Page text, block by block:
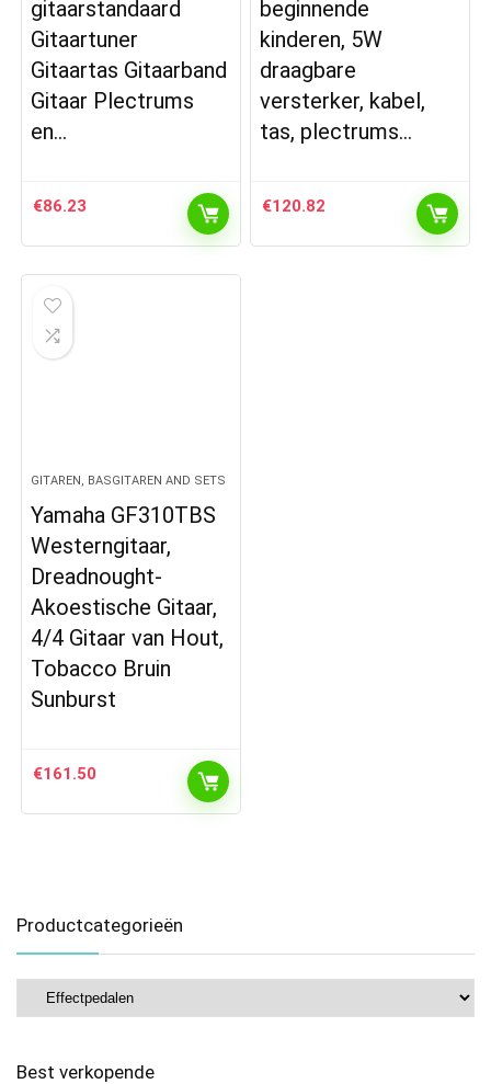
gitaarstandaard
Gitaartuner
Gitaartas Gitaarband
Gitaar Plectrums
en…
€86.23
beginnende
kinderen, 5W
draagbare
versterker, kabel,
tas, plectrums…
€120.82
GITAREN, BASGITAREN AND SETS
Yamaha GF310TBS
Westerngitaar,
Dreadnought-
Akoestische Gitaar,
4/4 Gitaar van Hout,
Tobacco Bruin
Sunburst
€161.50
Productcategorieën
Best verkopende